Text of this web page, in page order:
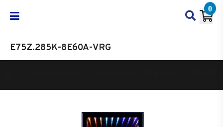
0
E75Z.285K-8E60A-VRG